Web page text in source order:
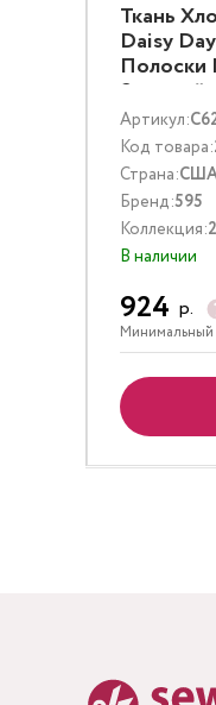
Ткань
Daisy
Полоски
Зеленый
Артикул:
Код товара:
Страна:
Бренд:595
Коллекция:
В наличии
924 р.
Минимальный